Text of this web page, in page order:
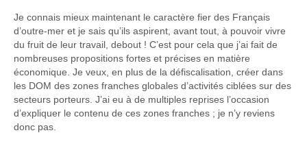
Je connais mieux maintenant le caractère fier des Français
d’outre-mer et je sais qu’ils aspirent, avant tout, à pouvoir vivre
du fruit de leur travail, debout ! C’est pour cela que j’ai fait de
nombreuses propositions fortes et précises en matière
économique. Je veux, en plus de la défiscalisation, créer dans
les DOM des zones franches globales d’activités ciblées sur des
secteurs porteurs. J’ai eu à de multiples reprises l’occasion
d’expliquer le contenu de ces zones franches ; je n’y reviens
donc pas.